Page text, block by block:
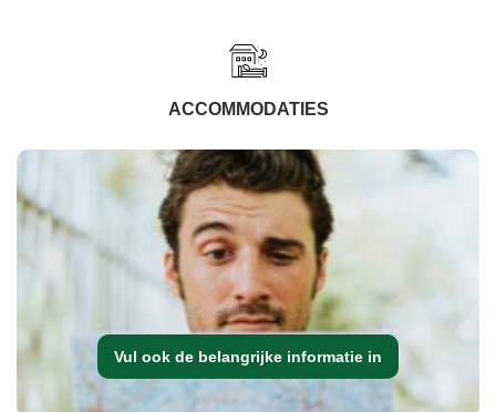
ACCOMMODATIES
Vul ook de belangrijke informatie in